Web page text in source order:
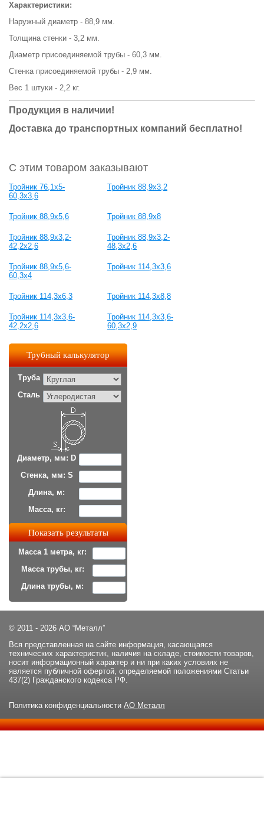
Характеристики:
Наружный диаметр - 88,9 мм.
Толщина стенки - 3,2 мм.
Диаметр присоединяемой трубы - 60,3 мм.
Стенка присоединяемой трубы - 2,9 мм.
Вес 1 штуки - 2,2 кг.
Продукция в наличии!
Доставка до транспортных компаний бесплатно!
С этим товаром заказывают
Тройник 76,1х5-
60,3х3,6
Тройник 88,9х3,2
Тройник 88,9х5,6 Тройник 88,9х8
Тройник 88,9х3,2-
42,2х2,6
Тройник 88,9х3,2-
48,3х2,6
Тройник 88,9х5,6-
60,3х4
Тройник 114,3х3,6
Тройник 114,3х6,3 Тройник 114,3х8,8
Тройник 114,3х3,6-
42,2х2,6
Тройник 114,3х3,6-
60,3х2,9
Трубный калькулятор
Труба
Сталь
Диаметр, мм: D
Стенка, мм: S
Длина, м:
Масса, кг:
Масса 1 метра, кг:
Масса трубы, кг:
Длина трубы, м:
© 2011 - 2026 АО “Металл”
Вся представленная на сайте информация, касающаяся
технических характеристик, наличия на складе, стоимости товаров,
носит информационный характер и ни при каких условиях не
является публичной офертой, определяемой положениями Статьи
437(2) Гражданского кодекса РФ.
Политика конфиденциальности АО Металл